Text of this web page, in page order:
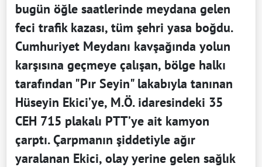
bugün öğle saatlerinde meydana gelen
feci trafik kazası, tüm şehri yasa boğdu.
Cumhuriyet Meydanı kavşağında yolun
karşısına geçmeye çalışan, bölge halkı
tarafından "Pır Seyin" lakabıyla tanınan
Hüseyin Ekici’ye, M.Ö. idaresindeki 35
CEH 715 plakalı PTT’ye ait kamyon
çarptı. Çarpmanın şiddetiyle ağır
yaralanan Ekici, olay yerine gelen sağlık